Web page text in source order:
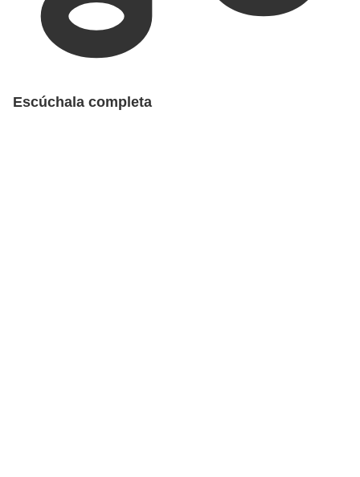
Escúchala completa